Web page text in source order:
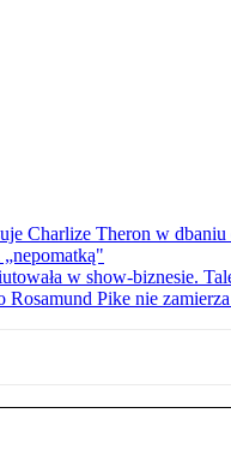
Charlize Theron w
w show-biznesie.
Rosamund Pike nie